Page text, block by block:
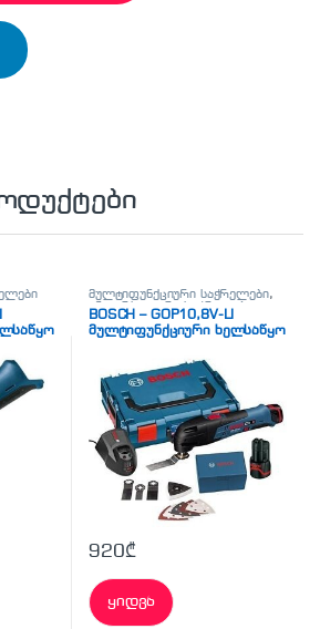
მულტიფუნქციური საჭრელები,
უნივერსალური საჭრელები
BOSCH – GOP10,8V-LI
მულტიფუნქციური ხელსაწყო
920₾
ყიდვა